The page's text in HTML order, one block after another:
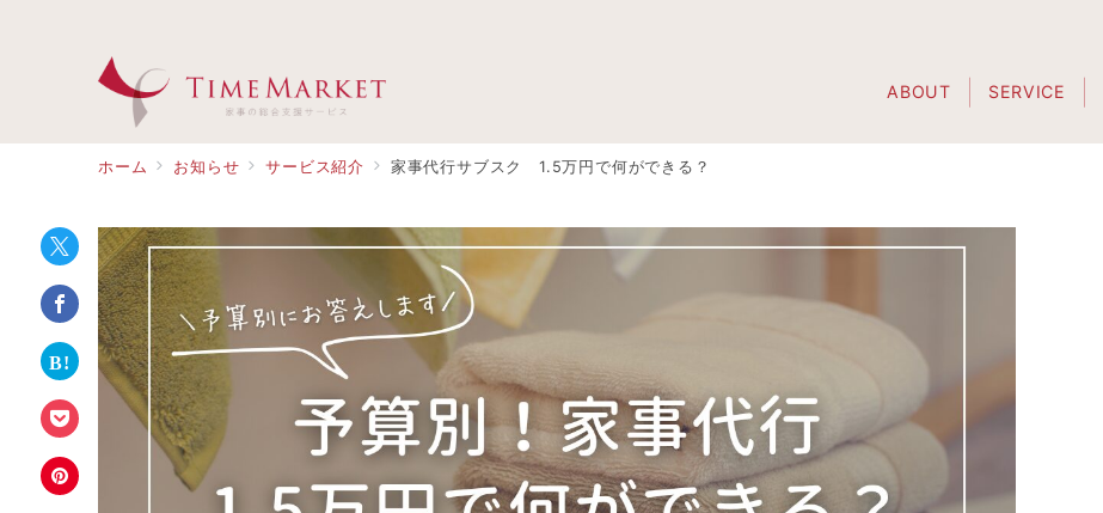
ABOUT SERVICE
ホーム お知らせ サービス紹介 家事代行サブスク 1.5万円で何ができる？